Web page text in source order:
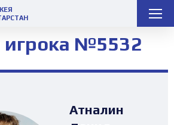
игрока №5532
Атналин